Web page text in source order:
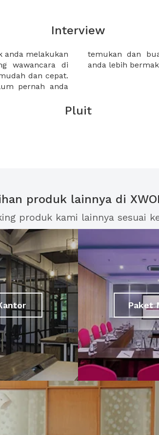
Interview
anda melakukan
wawancara di
dan cepat.
pernah anda
calon karyawan
anda lebih
Pluit
produk lainnya di
produk kami lainnya sesuai
Paket